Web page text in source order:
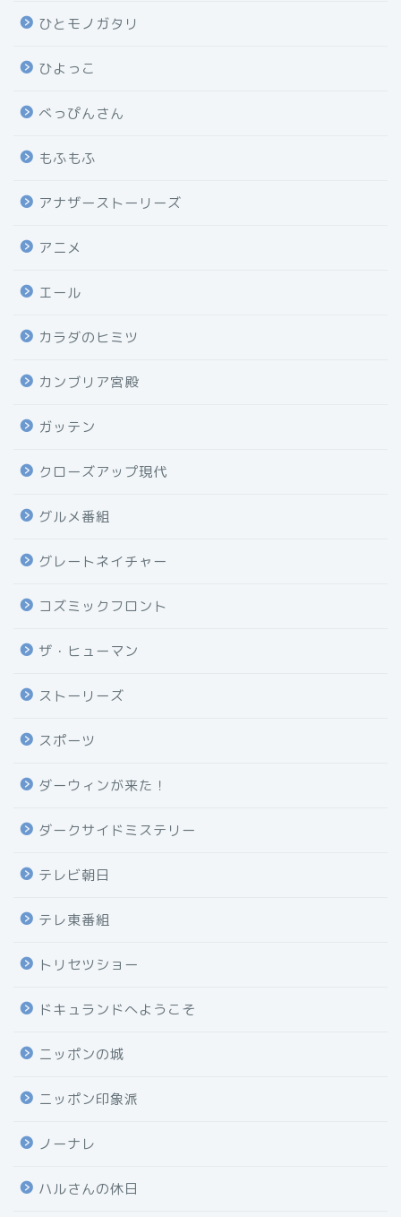
ひとモノガタリ
ひよっこ
べっぴんさん
もふもふ
アナザーストーリーズ
アニメ
エール
カラダのヒミツ
カンブリア宮殿
ガッテン
クローズアップ現代
グルメ番組
グレートネイチャー
コズミックフロント
ザ・ヒューマン
ストーリーズ
スポーツ
ダーウィンが来た！
ダークサイドミステリー
テレビ朝日
テレ東番組
トリセツショー
ドキュランドへようこそ
ニッポンの城
ニッポン印象派
ノーナレ
ハルさんの休日